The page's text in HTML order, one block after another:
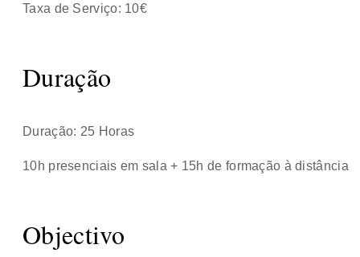
Taxa de Serviço: 10€
Duração
Duração: 25 Horas
10h presenciais em sala + 15h de formação à distância
Objectivo